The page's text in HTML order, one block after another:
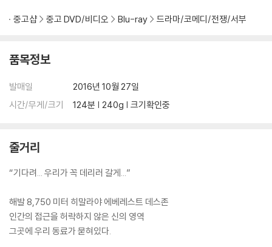
중고샵 중고 DVD/비디오 Blu-ray 드라마/코메디/전쟁/서부
품목정보
발매일
2016년 10월 27일
시간/무게/크기
124분 | 240g | 크기확인중
줄거리
“기다려... 우리가 꼭 데리러 갈게...”
해발 8,750 미터 히말라야 에베레스트 데스존
인간의 접근을 허락하지 않은 신의 영역
그곳에 우리 동료가 묻혀있다.